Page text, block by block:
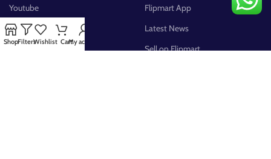
Youtube
Pinterest
FB Group
Flipmart App
Latest News
Sell on Flipmart
ShopFiltersWishlist CartMy account